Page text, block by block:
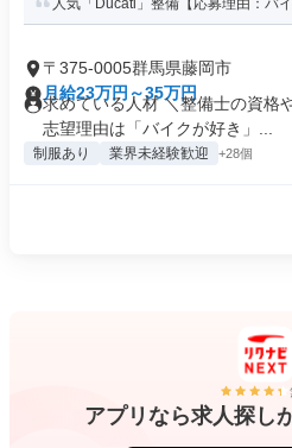
人気「Ducati」整備【応募理由：バ
〒375-0005群馬県藤岡市
月給23万円～35万円
求めている人材 ＼整備士の資格
志望理由は「バイクが好き」...
制服あり 業界未経験歓迎 +28個
アプリなら求人探し